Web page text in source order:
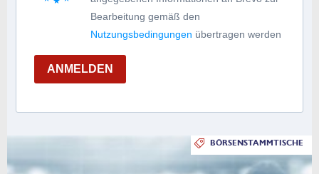
Bearbeitung gemäß den
Nutzungsbedingungen übertragen werden
ANMELDEN
BÖRSENSTAMMTISCHE